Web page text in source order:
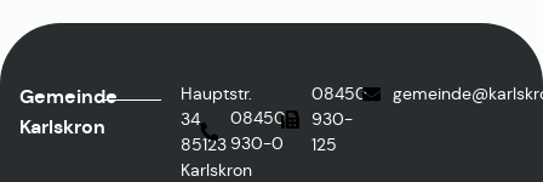
Gemeinde
Karlskron
Hauptstr.
34,
85123
Karlskron
08450
930-0
08450
930-
125